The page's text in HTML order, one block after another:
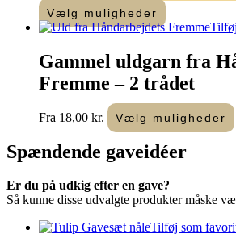
Vælg muligheder
vare
flere
varianter.
Mulighederne
vælges
varesiden
Gammel uldgarn fra
Fremme – 2 trådet
Fra 18,00 kr. Vælg muligheder
Spændende gaveidéer
Er du på udkig efter en gave?
Så kunne disse udvalgte produkter måske
Tilføj som